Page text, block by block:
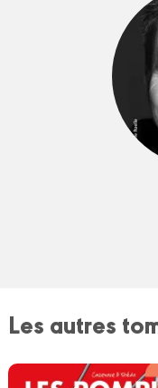
Les autres